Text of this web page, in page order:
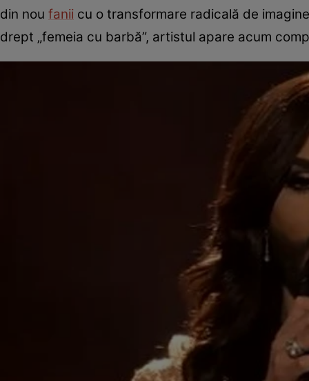
din nou fanii cu o transformare radicală de
drept „femeia cu barbă”, artistul apare acum